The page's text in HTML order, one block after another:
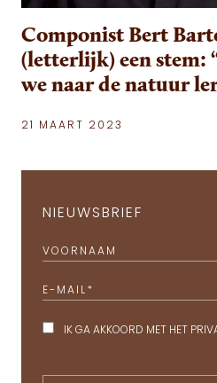
Componist Bert
(letterlijk) een stem:
we naar de natuur
21 MAART 2023
NIEUWSBRIEF
VOORNAAM
E-MAIL *
IK GA AKKOORD MET HET